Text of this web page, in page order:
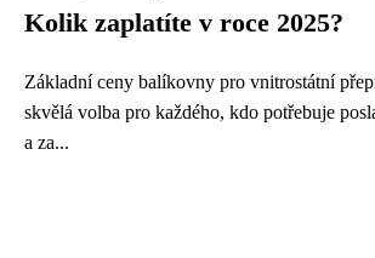
Kolik zaplatíte v roce 2025?
Základní ceny balíkovny pro vnitrostátní
skvělá volba pro každého, kdo potřebuje
a za...